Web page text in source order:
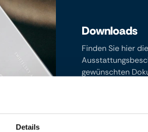
Details
Downloads
Finden Sie hier
gewünschten
diese bequem
Broschüre